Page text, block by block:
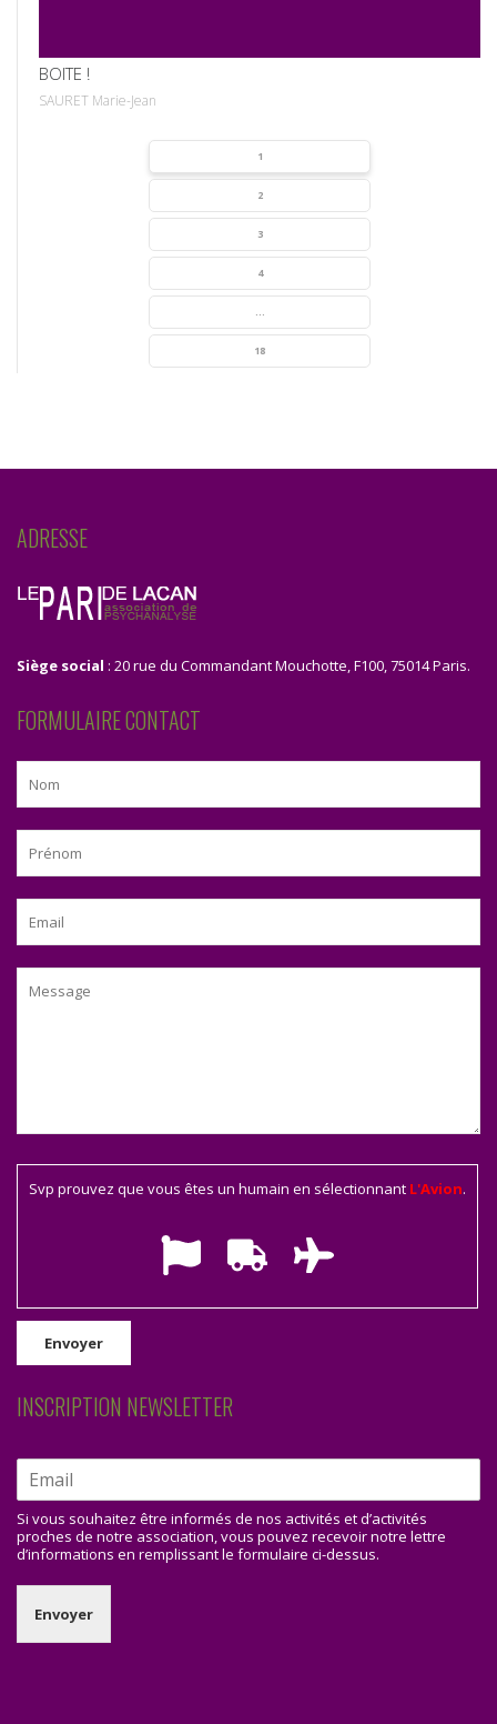
BOITE !
SAURET Marie-Jean
1
2
3
4
18
ADRESSE
Siège social : 20 rue du Commandant Mouchotte, F100, 75014 Paris.
FORMULAIRE CONTACT
Svp prouvez que vous êtes un humain en sélectionnant L'Avion.
INSCRIPTION NEWSLETTER
Si vous souhaitez être informés de nos activités et d’activités
proches de notre association, vous pouvez recevoir notre lettre
d’informations en remplissant le formulaire ci-dessus.
Envoyer